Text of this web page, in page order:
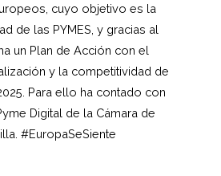
cuyo objetivo es la
de las PYMES, y gracias al
un Plan de Acción con el
y la competitividad de
Para ello ha contado con
Digital de la Cámara de
#EuropaSeSiente